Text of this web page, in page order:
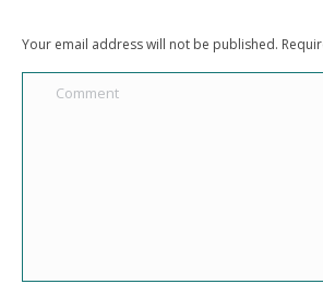
Your email address will not be published.
Comment